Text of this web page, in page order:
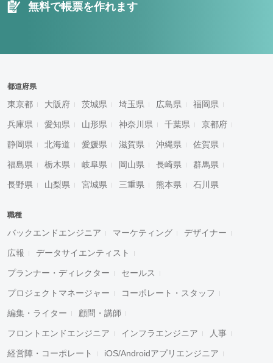
無料で帳票を作れます
都道府県
東京都 大阪府 茨城県 埼玉県 広島県 福岡県
兵庫県 愛知県 山形県 神奈川県 千葉県 京都府
静岡県 北海道 愛媛県 滋賀県 沖縄県 佐賀県
福島県 栃木県 岐阜県 岡山県 長崎県 群馬県
長野県 山梨県 宮城県 三重県 熊本県 石川県
職種
バックエンドエンジニア マーケティング デザイナー
広報 データサイエンティスト
プランナー・ディレクター セールス
プロジェクトマネージャー コーポレート・スタッフ
編集・ライター 顧問・講師
フロントエンドエンジニア インフラエンジニア 人事
経営陣・コーポレート iOS/Androidアプリエンジニア